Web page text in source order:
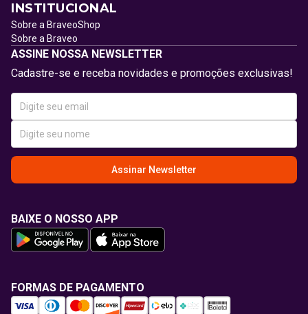
INSTITUCIONAL
Sobre a BraveoShop
Sobre a Braveo
ASSINE NOSSA NEWSLETTER
Cadastre-se e receba novidades e promoções exclusivas!
Assinar Newsletter
BAIXE O NOSSO APP
FORMAS DE PAGAMENTO